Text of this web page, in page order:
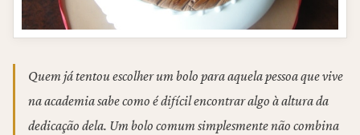
Quem já tentou escolher um bolo para aquela pessoa que vive
na academia sabe como é difícil encontrar algo à altura da
dedicação dela. Um bolo comum simplesmente não combina